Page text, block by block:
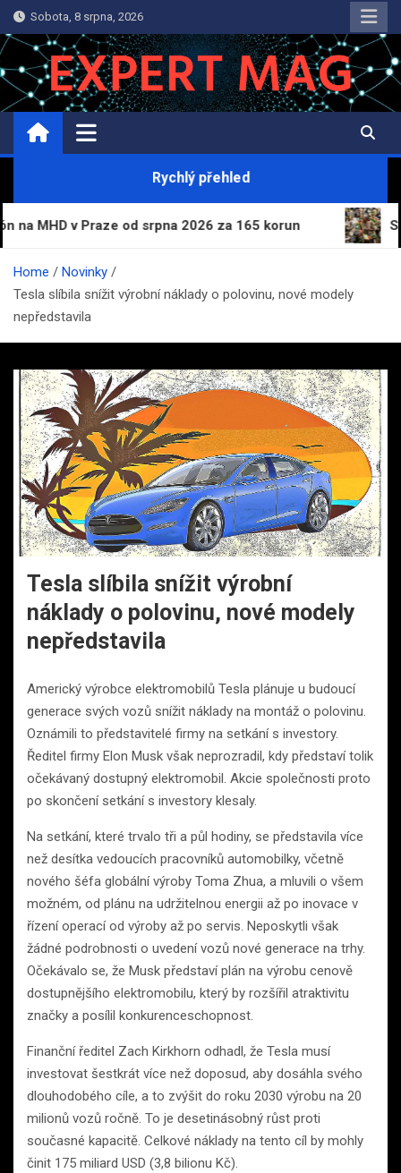
Skip
to
content
Sobota, 8 srpna, 2026
ExpertMag.cz
Magazín informací a zpravodajství
Rychlý přehled
od srpna 2026 za 165 korun Světové ceny
Home
Novinky
Tesla slíbila snížit výrobní náklady o polovinu, nové modely
nepředstavila
Tesla slíbila snížit výrobní
náklady o polovinu, nové modely
nepředstavila
Americký výrobce elektromobilů Tesla plánuje u budoucí
generace svých vozů snížit náklady na montáž o polovinu.
Oznámili to představitelé firmy na setkání s investory.
Ředitel firmy Elon Musk však neprozradil, kdy představí tolik
očekávaný dostupný elektromobil. Akcie společnosti proto
po skončení setkání s investory klesaly.
Na setkání, které trvalo tři a půl hodiny, se představila více
než desítka vedoucích pracovníků automobilky, včetně
nového šéfa globální výroby Toma Zhua, a mluvili o všem
možném, od plánu na udržitelnou energii až po inovace v
řízení operací od výroby až po servis. Neposkytli však
žádné podrobnosti o uvedení vozů nové generace na trhy.
Očekávalo se, že Musk představí plán na výrobu cenově
dostupnějšího elektromobilu, který by rozšířil atraktivitu
značky a posílil konkurenceschopnost.
Finanční ředitel Zach Kirkhorn odhadl, že Tesla musí
investovat šestkrát více než doposud, aby dosáhla svého
dlouhodobého cíle, a to zvýšit do roku 2030 výrobu na 20
milionů vozů ročně. To je desetinásobný růst proti
současné kapacitě. Celkové náklady na tento cíl by mohly
činit 175 miliard USD (3,8 bilionu Kč).